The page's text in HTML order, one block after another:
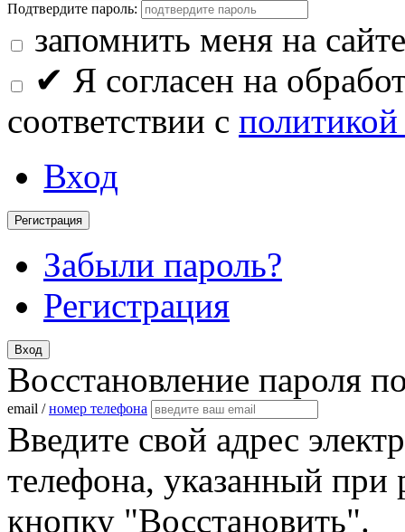
Подтвердите пароль:
запомнить меня на сайте
✔ Я согласен на
соответствии с
Вход
Регистрация
Забыли пароль?
Регистрация
Вход
Восстановление пароля
email /номер телефона
Введите свой адрес
телефона, указанный при
кнопку "Восстановить".